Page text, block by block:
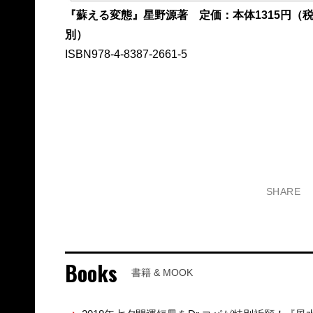
『蘇える変態』星野源著 定価：本体1315円（税
別）
ISBN978-4-8387-2661-5
SHARE
Books 書籍 & MOOK